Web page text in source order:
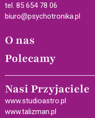
tel. 85 654 78 06
biuro@psychotronika.pl
O nas
Polecamy
Nasi Przyjaciele
www.studioastro.pl
www.talizman.pl